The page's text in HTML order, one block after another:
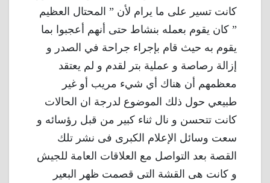
كانت تسير على ما يرام لأن ” المحتال العظيم
” كان يقوم بعمله بنشاط حتى أنهم أعجبوا بما
يقوم به حيث قام بإجراء جراحة في الصدر و
إزالة رصاصة و عملية بتر لقدم و لم يعتقد
معظمهم أن هناك أي شيء مريب أو غير
طبيعي حول ذلك الموضوع لدرجة ان الحالات
كانت تتحسن و نال ثناء كبير من قبل رؤسائه و
سعت وسائل الإعلام الكبرى فى نشر تلك
القصة بعد التواصل مع العلاقات العامة للجيش
و كانت هى القشة التى قصمت ظهر البعير